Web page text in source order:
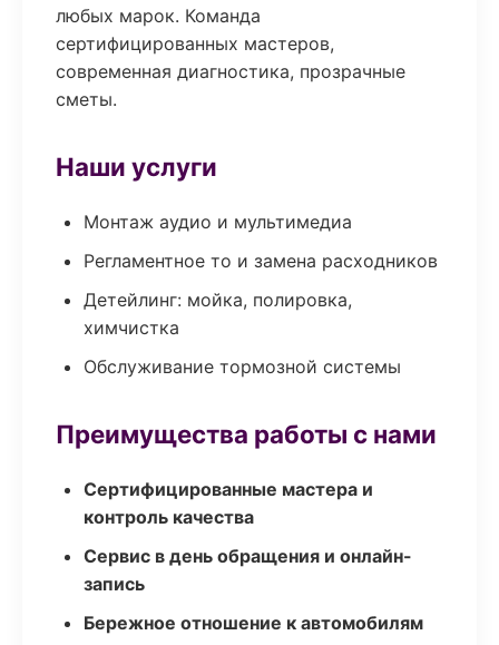
любых марок. Команда
сертифицированных мастеров,
современная диагностика, прозрачные
сметы.
Наши услуги
Монтаж аудио и мультимедиа
Регламентное то и замена расходников
Детейлинг: мойка, полировка,
химчистка
Обслуживание тормозной системы
Преимущества работы с нами
Сертифицированные мастера и
контроль качества
Сервис в день обращения и онлайн-
запись
Бережное отношение к автомобилям